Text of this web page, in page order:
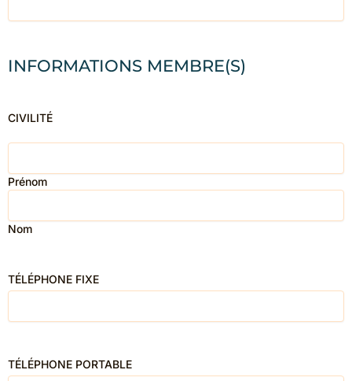
INFORMATIONS MEMBRE(S)
CIVILITÉ
Prénom
Nom
TÉLÉPHONE FIXE
TÉLÉPHONE PORTABLE